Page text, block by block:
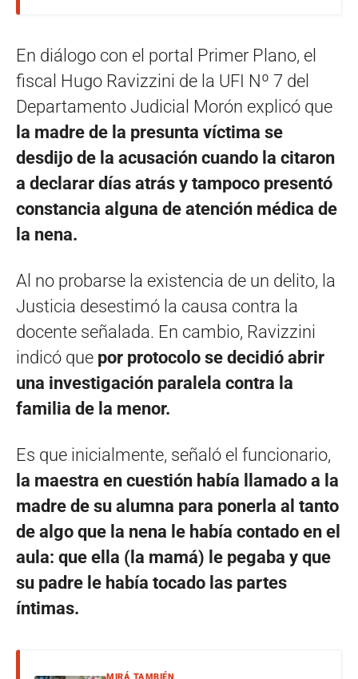
En diálogo con el portal Primer Plano, el
fiscal Hugo Ravizzini de la UFI Nº 7 del
Departamento Judicial Morón explicó que
la madre de la presunta víctima se
desdijo de la acusación cuando la citaron
a declarar días atrás y tampoco presentó
constancia alguna de atención médica de
la nena.
Al no probarse la existencia de un delito, la
Justicia desestimó la causa contra la
docente señalada. En cambio, Ravizzini
indicó que por protocolo se decidió abrir
una investigación paralela contra la
familia de la menor.
Es que inicialmente, señaló el funcionario,
la maestra en cuestión había llamado a la
madre de su alumna para ponerla al tanto
de algo que la nena le había contado en el
aula: que ella (la mamá) le pegaba y que
su padre le había tocado las partes
íntimas.
MIRÁ TAMBIÉN